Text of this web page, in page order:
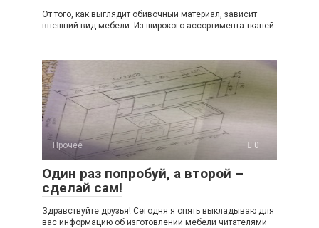
От того, как выглядит обивочный материал, зависит
внешний вид мебели. Из широкого ассортимента тканей
Прочее 0
Один раз попробуй, а второй –
сделай сам!
Здравствуйте друзья! Сегодня я опять выкладываю для
вас информацию об изготовлении мебели читателями